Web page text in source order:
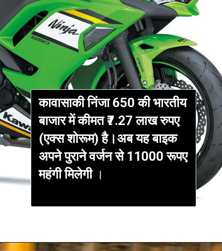
कावासाकी निंजा 650 की भारतीय
बाजार में कीमत ₹7.27 लाख रुपए
(एक्स शोरूम) है।अब यह बाइक
अपने पुराने वर्जन से 11000 रूपए
महंगी मिलेगी ।